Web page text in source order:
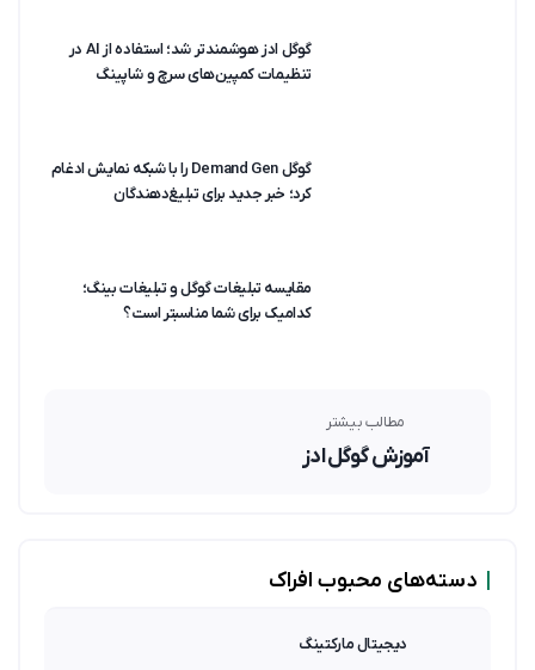
گوگل ادز هوشمندتر شد؛ استفاده از AI در
تنظیمات کمپین‌های سرچ و شاپینگ
گوگل Demand Gen را با شبکه نمایش ادغام
کرد؛ خبر جدید برای تبلیغ‌دهندگان
مقایسه تبلیغات گوگل و تبلیغات بینگ؛
کدامیک برای شما مناسبتر است؟
مطالب بیشتر
آموزش گوگل ادز
دسته‌های محبوب افراک
دیجیتال مارکتینگ